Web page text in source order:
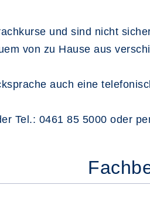
und sind nicht
von zu Hause aus
auch eine
Tel.: 0461 85 5000 oder